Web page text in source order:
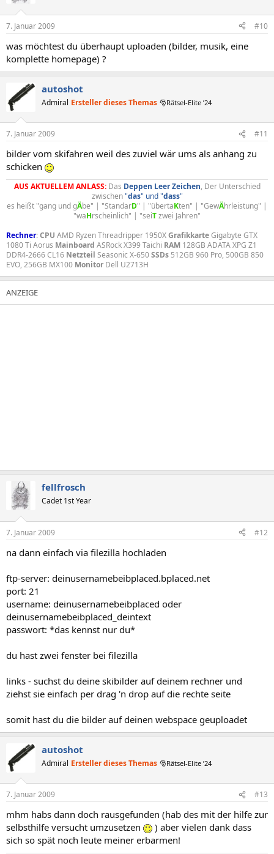
7. Januar 2009 #10
was möchtest du überhaupt uploaden (bilder, musik, eine
komplette homepage) ?
autoshot
Admiral Ersteller dieses Themas 🎅Rätsel-Elite ’24
7. Januar 2009 #11
bilder vom skifahren weil des zuviel wär ums als anhang zu
schicken
AUS AKTUELLEM ANLASS:Das Deppen LeerZeichen, Der Unterschied
zwischen"das" und "dass"
es heißt "gang und gÄbe" | "StandarD" | "übertaKten" | "GewÄhrleistung" |
"waHrscheinlich" | "seiTzwei Jahren"​
Rechner:CPU AMD Ryzen Threadripper 1950XGrafikkarteGigabyte GTX
1080 Ti Aorus Mainboard ASRock X399 Taichi RAM 128GB ADATA XPG Z1
DDR4-2666 CL16 Netzteil Seasonic X-650SSDs 512GB 960 Pro, 500GB 850
EVO, 256GB MX100 Monitor Dell U2713H
fellfrosch
Cadet 1st Year
7. Januar 2009 #12
na dann einfach via filezilla hochladen
ftp-server: deinusernamebeibplaced.bplaced.net
port: 21
username: deinusernamebeibplaced oder
deinusernamebeibplaced_deintext
passwort: *das kennst nur du*
du hast zwei fenster bei filezilla
links - suchst du deine skibilder auf deinem rechner und
ziehst sie einfach per drag 'n drop auf die rechte seite
somit hast du die bilder auf deinen webspace geuploadet
autoshot
Admiral Ersteller dieses Themas 🎅Rätsel-Elite ’24
7. Januar 2009 #13
mhm habs dann doch rausgefunden (hab des mit der hilfe zur
selbsthilfe versucht umzusetzen
) aber vielen dank dass
sich so spät noch leute meiner erbarmen!